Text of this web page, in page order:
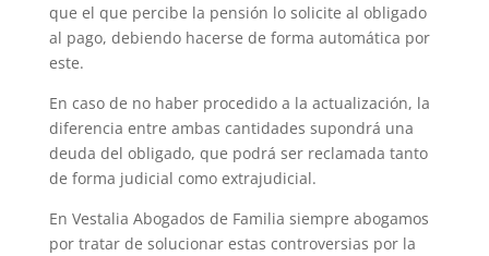
que el que percibe la pensión lo solicite al obligado
al pago, debiendo hacerse de forma automática por
este.
En caso de no haber procedido a la actualización, la
diferencia entre ambas cantidades supondrá una
deuda del obligado, que podrá ser reclamada tanto
de forma judicial como extrajudicial.
En Vestalia Abogados de Familia siempre abogamos
por tratar de solucionar estas controversias por la